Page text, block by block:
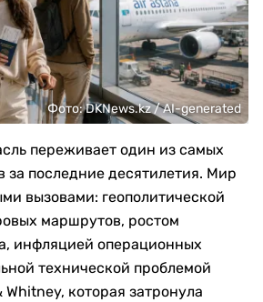
Фото: DKNews.kz / AI-generated
переживает один из самых
за последние десятилетия. Мир
вызовами: геополитической
маршрутов, ростом
инфляцией операционных
технической проблемой
которая затронула